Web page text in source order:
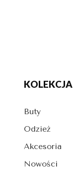
KOLEKCJA
Buty
Odzież
Akcesoria
Nowości